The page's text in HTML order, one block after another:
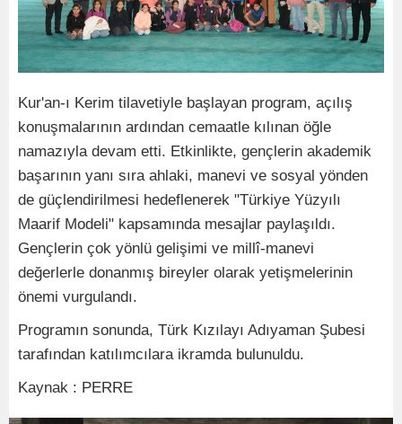
Kur'an-ı Kerim tilavetiyle başlayan program, açılış
konuşmalarının ardından cemaatle kılınan öğle
namazıyla devam etti. Etkinlikte, gençlerin akademik
başarının yanı sıra ahlaki, manevi ve sosyal yönden
de güçlendirilmesi hedeflenerek "Türkiye Yüzyılı
Maarif Modeli" kapsamında mesajlar paylaşıldı.
Gençlerin çok yönlü gelişimi ve millî-manevi
değerlerle donanmış bireyler olarak yetişmelerinin
önemi vurgulandı.
Programın sonunda, Türk Kızılayı Adıyaman Şubesi
tarafından katılımcılara ikramda bulunuldu.
Kaynak : PERRE